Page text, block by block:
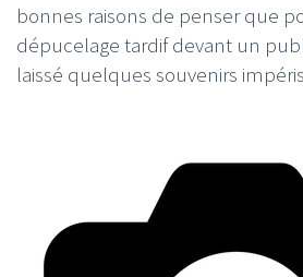
bonnes raisons de penser que
dépucelage tardif devant un
laissé quelques souvenirs